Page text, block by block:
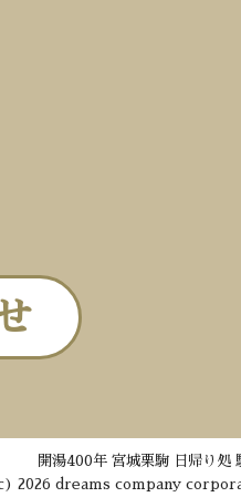
開湯400年 宮城栗駒 日帰り処
2026 dreams company